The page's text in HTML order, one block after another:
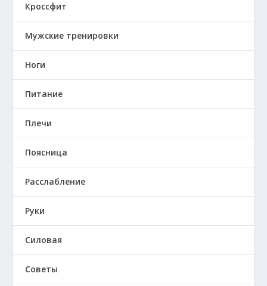
Кроссфит
Мужские тренировки
Ноги
Питание
Плечи
Поясница
Расслабление
Руки
Силовая
Советы